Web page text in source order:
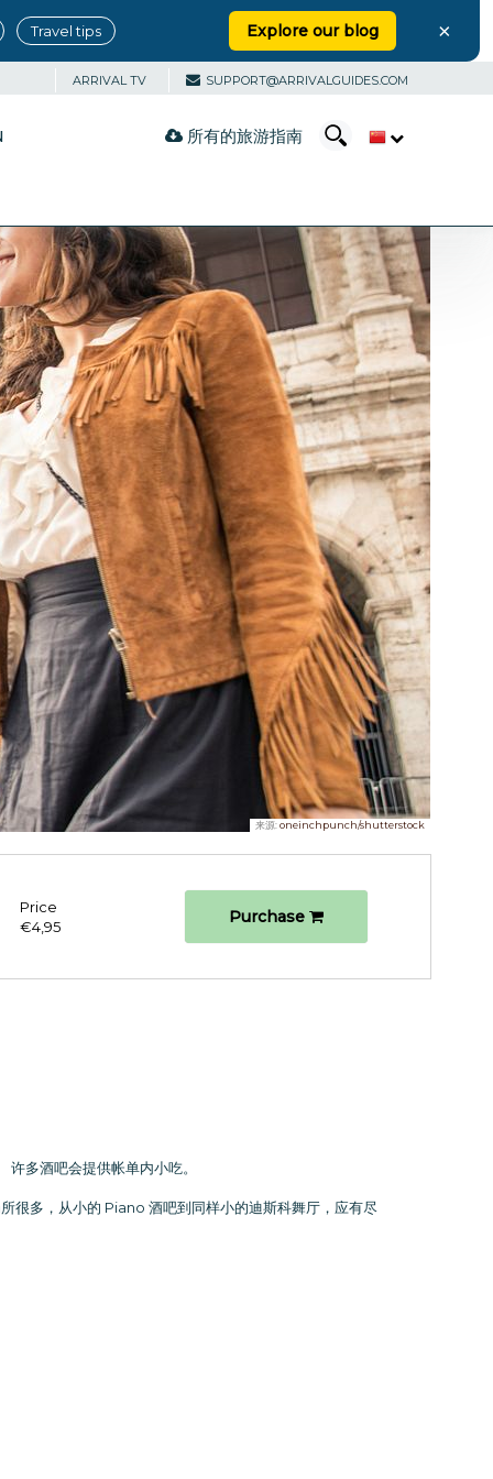
Travel tips Explore our blog ×
ARRIVAL TV SUPPORT@ARRIVALGUIDES.COM
所有的旅游指南
来源:oneinchpunch/shutterstock
Price
€4,95
Purchase
多酒吧会提供帐单内小吃。
很多，从小的 Piano 酒吧到同样小的迪斯科舞厅，应有尽